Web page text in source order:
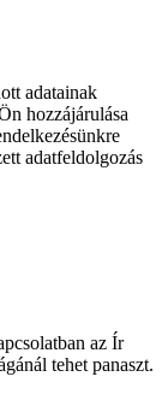
adatainak
hozzájárulása
adatfeldolgozás
az Ír
tehet panaszt.